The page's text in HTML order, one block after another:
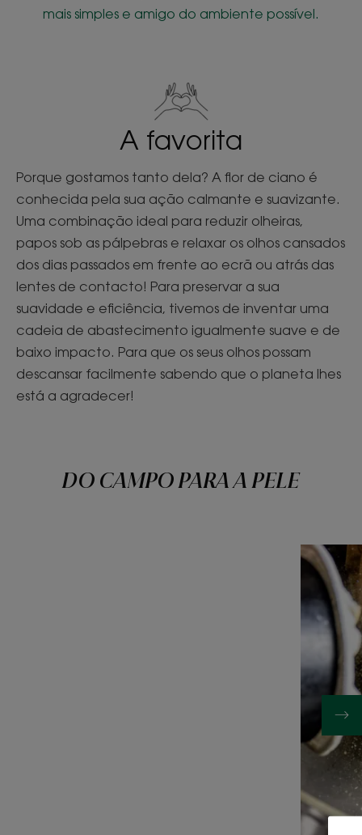
mais simples e amigo do ambiente possível.
A favorita
Porque gostamos tanto dela? A flor de ciano é
conhecida pela sua ação calmante e suavizante.
Uma combinação ideal para reduzir olheiras,
papos sob as pálpebras e relaxar os olhos cansados
dos dias passados em frente ao ecrã ou atrás das
lentes de contacto! Para preservar a sua
suavidade e eficiência, tivemos de inventar uma
cadeia de abastecimento igualmente suave e de
baixo impacto. Para que os seus olhos possam
descansar facilmente sabendo que o planeta lhes
está a agradecer!
DO CAMPO PARA A PELE